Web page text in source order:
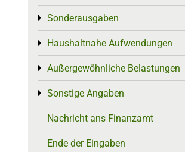
Sonderausgaben
Toggle menu
Haushaltnahe Aufwendungen
Toggle menu
Außergewöhnliche Belastungen
Toggle menu
Sonstige Angaben
Toggle menu
Nachricht ans Finanzamt
Ende der Eingaben